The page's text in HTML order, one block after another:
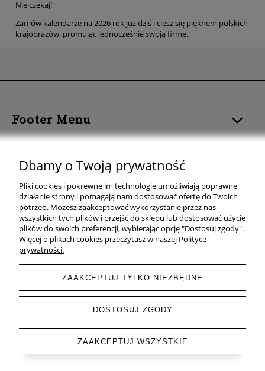
Nie czekaj!
Zamów kalendarze na 2026 rok już dziś i ciesz się pięknem polskich
krajobrazów, promując jednocześnie swoją firmę.
Footer Menu
KOLOR PLAKATU
TEMAT PLAKATU
KOLEKCJE PLAKATÓW
pokaż pełną wersję strony
Sklep internetowy Shoper.pl
Dbamy o Twoją prywatność
Pliki cookies i pokrewne im technologie umożliwiają poprawne
działanie strony i pomagają nam dostosować ofertę do Twoich
potrzeb. Możesz zaakceptować wykorzystanie przez nas
wszystkich tych plików i przejść do sklepu lub dostosować użycie
plików do swoich preferencji, wybierając opcję "Dostosuj zgody".
Więcej o plikach cookies przeczytasz w naszej Polityce
prywatności.
ZAAKCEPTUJ TYLKO NIEZBĘDNE
DOSTOSUJ ZGODY
ZAAKCEPTUJ WSZYSTKIE